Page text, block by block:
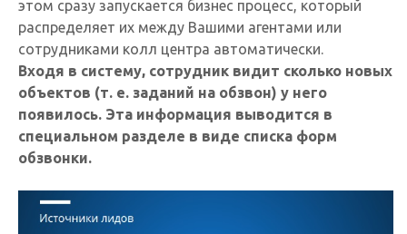
этом сразу запускается бизнес процесс, который
распределяет их между Вашими агентами или
сотрудниками колл центра автоматически.
Входя в систему, сотрудник видит сколько новых
объектов (т. е. заданий на обзвон) у него
появилось. Эта информация выводится в
специальном разделе в виде списка форм
обзвонки.